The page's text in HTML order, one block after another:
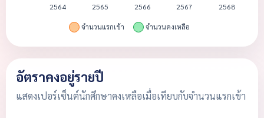
อัตราคงอยู่รายปี
แสดงเปอร์เซ็นต์นักศึกษาคงเหลือเมื่อเทียบกับจำนวนแรกเข้า